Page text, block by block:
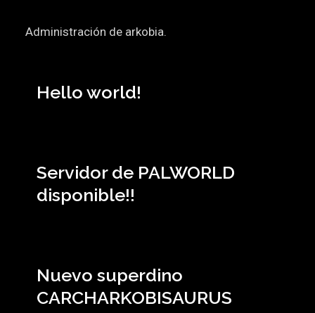
Administración de arkobia.
Hello world!
Servidor de PALWORLD
disponible!!
Nuevo superdino
CARCHARKOBISAURUS